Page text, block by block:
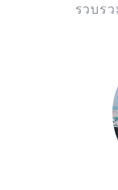
รวบร